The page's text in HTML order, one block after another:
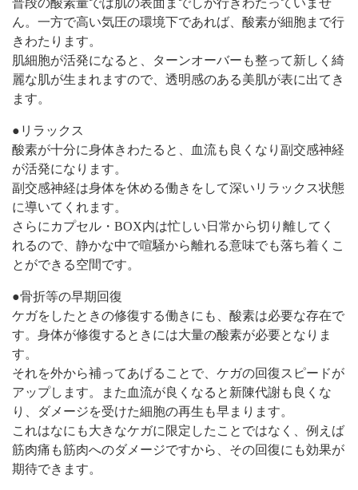
ん。一方で高い気圧の環境下であれば、酸素が細胞まで行
きわたります。
肌細胞が活発になると、ターンオーバーも整って新しく綺
麗な肌が生まれますので、透明感のある美肌が表に出てき
ます。
●リラックス
酸素が十分に身体きわたると、血流も良くなり副交感神経
が活発になります。
副交感神経は身体を休める働きをして深いリラックス状態
に導いてくれます。
さらにカプセル・BOX内は忙しい日常から切り離してく
れるので、静かな中で喧騒から離れる意味でも落ち着くこ
とができる空間です。
●骨折等の早期回復
ケガをしたときの修復する働きにも、酸素は必要な存在で
す。身体が修復するときには大量の酸素が必要となりま
す。
それを外から補ってあげることで、ケガの回復スピードが
アップします。また血流が良くなると新陳代謝も良くな
り、ダメージを受けた細胞の再生も早まります。
これはなにも大きなケガに限定したことではなく、例えば
筋肉痛も筋肉へのダメージですから、その回復にも効果が
期待できます。